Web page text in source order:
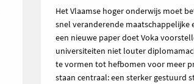
Het Vlaamse hoger onderwijs moet
snel veranderende maatschappelijke
een nieuwe paper doet Voka
universiteiten niet louter
te vormen tot hefbomen voor meer
staan centraal: een sterker gestuurd